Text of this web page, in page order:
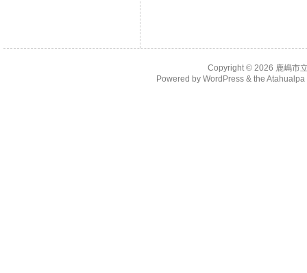
Copyright © 2026 鹿嶋市
Powered by WordPress& the Atahualpa